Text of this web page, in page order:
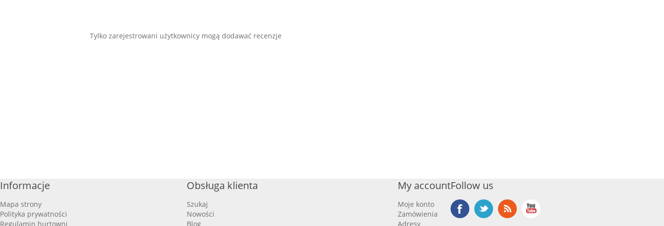
Tylko zarejestrowani użytkownicy mogą dodawać recenzje
Informacje
Mapa strony
Polityka prywatności
Regulamin hurtowni
Obsługa klienta
Szukaj
Nowości
Blog
My account
Moje konto
Zamówienia
Adresy
Follow us